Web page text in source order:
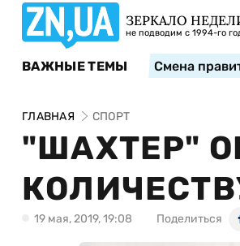
ЗЕРКАЛО
не подводим с 1994-го
ВАЖНЫЕ ТЕМЫ Смена
ГЛАВНАЯ СПОРТ
"ШАХТЕР"
19 мая, 2019, 19:08 Поделиться